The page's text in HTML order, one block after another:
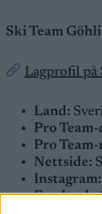
Ski Team
Lagprofil på
Land:
Pro
Pro
Nettside:
Instagram:
Facebook: